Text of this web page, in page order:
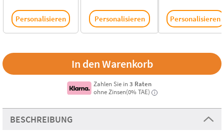
Personalisieren Personalisieren Personalisieren
Zahlen Sie in3 Raten
ohne Zinsen(0% TAE)
i
BESCHREIBUNG